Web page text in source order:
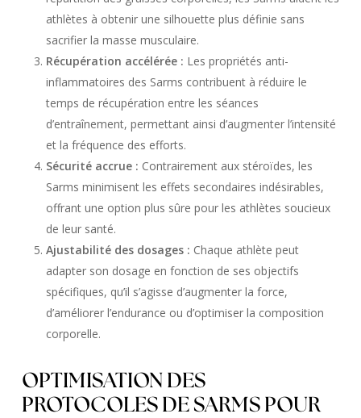
athlètes à obtenir une silhouette plus définie sans
sacrifier la masse musculaire.
Récupération accélérée : Les propriétés anti-
inflammatoires des Sarms contribuent à réduire le
temps de récupération entre les séances
d’entraînement, permettant ainsi d’augmenter l’intensité
et la fréquence des efforts.
Sécurité accrue : Contrairement aux stéroïdes, les
Sarms minimisent les effets secondaires indésirables,
offrant une option plus sûre pour les athlètes soucieux
de leur santé.
Ajustabilité des dosages : Chaque athlète peut
adapter son dosage en fonction de ses objectifs
spécifiques, qu’il s’agisse d’augmenter la force,
d’améliorer l’endurance ou d’optimiser la composition
corporelle.
OPTIMISATION DES
PROTOCOLES DE SARMS POUR